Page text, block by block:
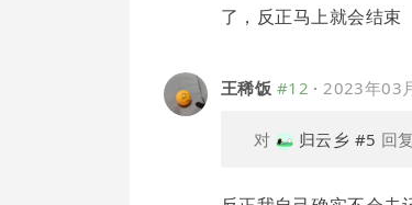
了，反正马上就会结束
王稀饭 #12 ·2023年03
对 归云乡 #5 回复